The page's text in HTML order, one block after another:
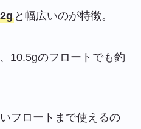
と幅広いのが特徴。
10.5gのフロートでも釣
フロートまで使えるの